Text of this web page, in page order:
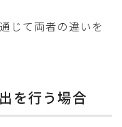
じて両者の違いを
を行う場合